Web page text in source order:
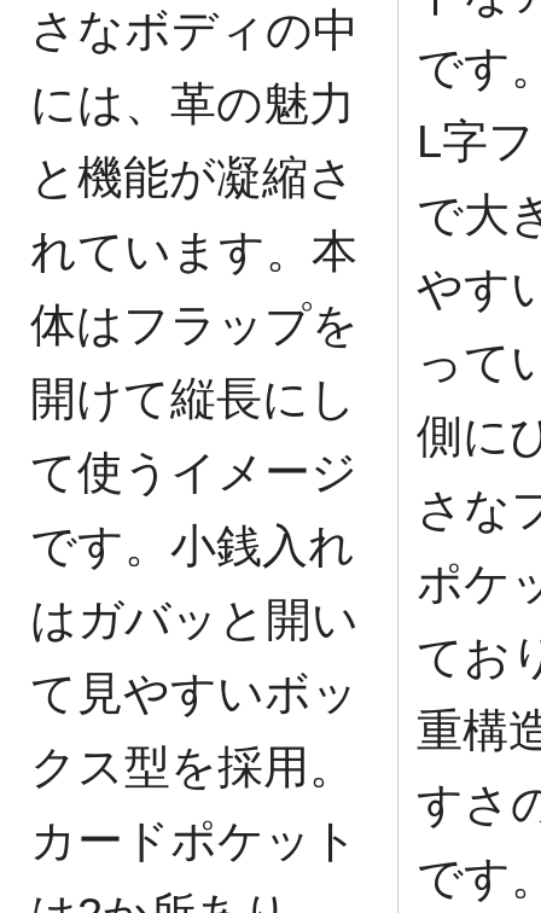
さなボディの中
には、革の魅力
と機能が凝縮さ
れています。本
体はフラップを
開けて縦長にし
て使うイメージ
です。小銭入れ
はガバッと開い
て見やすいボッ
クス型を採用。
カードポケット
です
L字
で大
やす
って
側に
さな
ポケ
てお
重構
すさ
です